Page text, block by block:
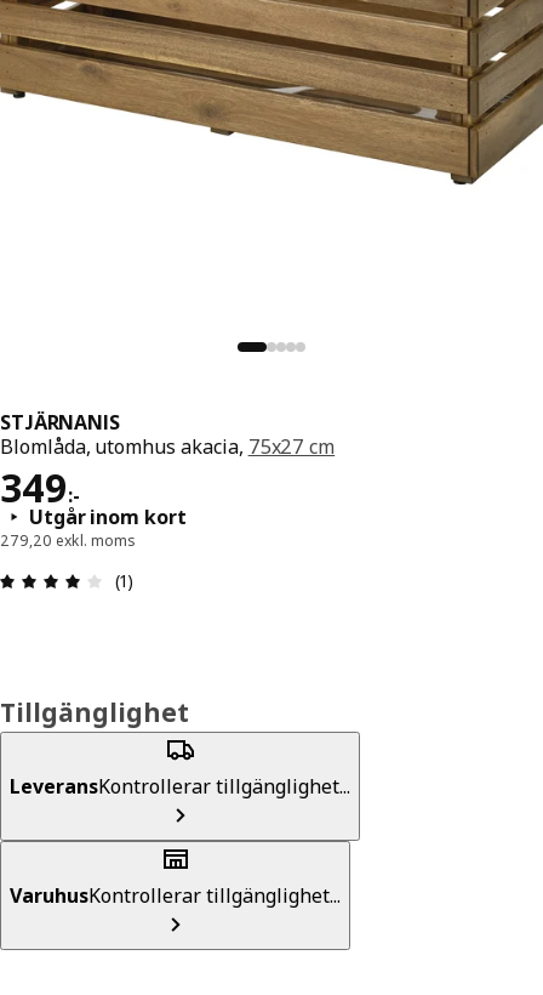
STJÄRNANIS
Blomlåda, utomhus akacia, 75x27 cm
349:-
Pris 349:-
Utgår inom kort
279,20 exkl. moms
Recension: 4 utav 5 stjärnor. Totalt antal
(1)
Tillgänglighet
LeveransKontrollerar tillgänglighet...
VaruhusKontrollerar tillgänglighet...